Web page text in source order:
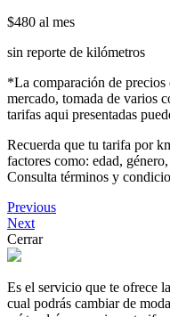
$480 al mes
sin reporte de kilómetros
*La comparación de precios
mercado, tomada de varios
tarifas aqui presentadas
Recuerda que tu tarifa por
factores como: edad,
Consulta términos y
Previous
Next
Cerrar
Es el servicio que te ofrece
cual podrás cambiar de